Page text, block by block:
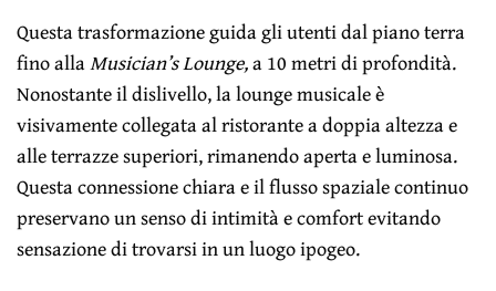
Questa trasformazione guida gli utenti dal piano terra
fino allaMusician’s Lounge,a 10 metri di profondità.
Nonostante il dislivello, la lounge musicale è
visivamente collegata al ristorante a doppia altezza e
alle terrazze superiori, rimanendo aperta e luminosa.
Questa connessione chiara e il flusso spaziale continuo
preservano un senso di intimità e comfort evitando
sensazione di trovarsi in un luogo ipogeo.